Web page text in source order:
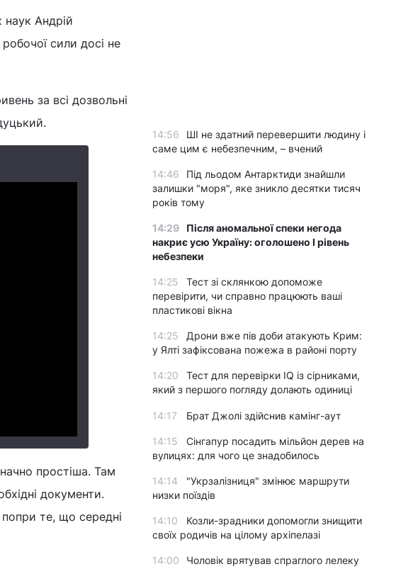
наук Андрій
сили досі не
за всі дозвольні
простіша. Там
документи.
те, що середні
14:56
ШІ не здатний перевершити людину і
саме цим є небезпечним, – вчений
14:46
Під льодом Антарктиди знайшли
залишки "моря", яке зникло десятки тисяч
років тому
14:29
Після аномальної спеки негода
накриє усю Україну: оголошено І рівень
небезпеки
14:25
Тест зі склянкою допоможе
перевірити, чи справно працюють ваші
пластикові вікна
14:25
Дрони вже пів доби атакують Крим:
у Ялті зафіксована пожежа в районі порту
14:20
Тест для перевірки IQ із сірниками,
який з першого погляду долають одиниці
14:17 Брат Джолі здійснив камінг-аут
14:15
Сінгапур посадить мільйон дерев на
вулицях: для чого це знадобилось
14:14
"Укрзалізниця" змінює маршрути
низки поїздів
14:10
Козли-зрадники допомогли знищити
своїх родичів на цілому архіпелазі
14:00
Чоловік врятував спраглого лелеку